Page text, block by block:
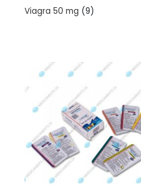
products
Viagra 50 mg 99